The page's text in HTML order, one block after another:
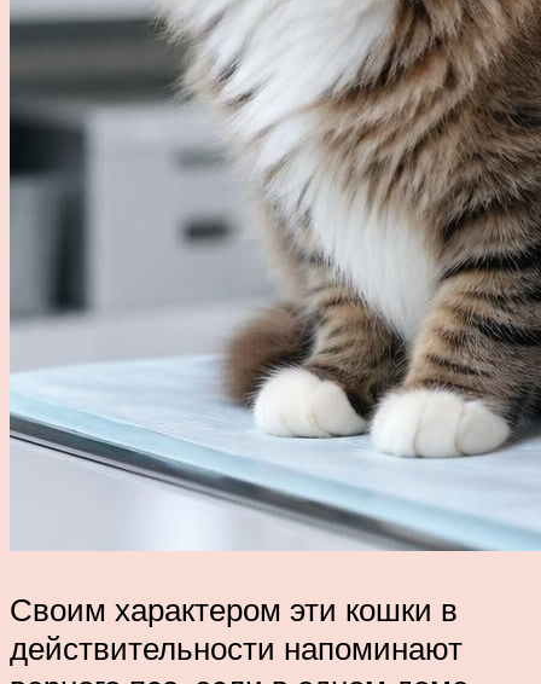
Своим характером эти кошки в
действительности напоминают